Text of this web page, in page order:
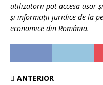
utilizatorii pot accesa usor
şi informaţii juridice de la
economice din România.
ANTERIOR